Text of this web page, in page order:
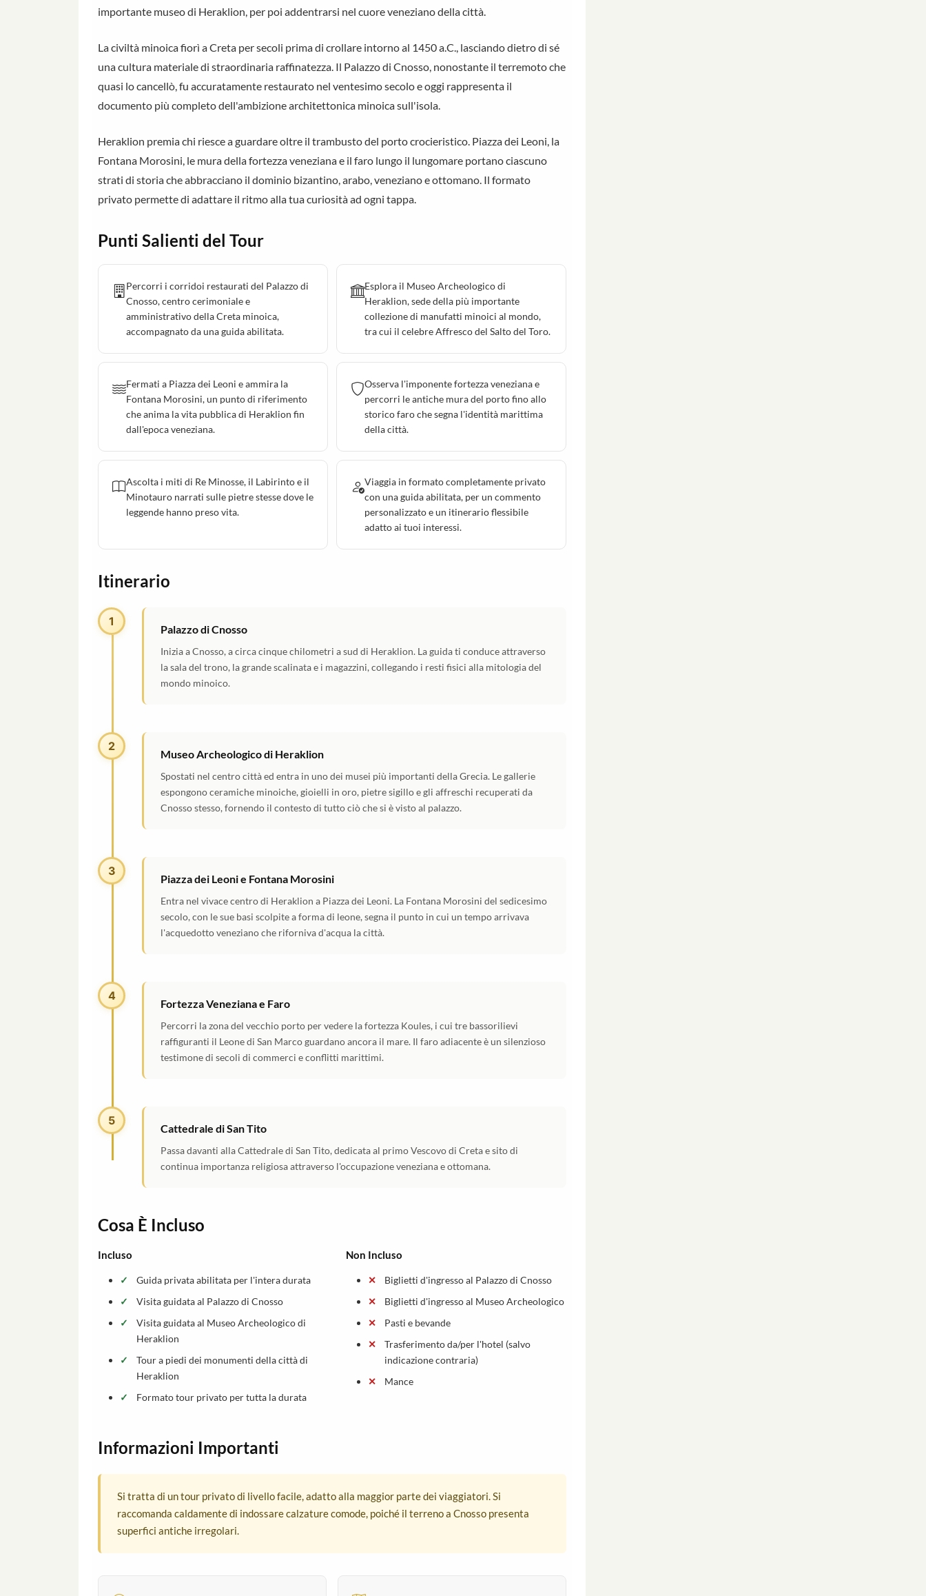
importante museo di Heraklion, per poi addentrarsi nel cuore veneziano della città.
La civiltà minoica fiorì a Creta per secoli prima di crollare intorno al 1450 a.C., lasciando dietro di sé
una cultura materiale di straordinaria raffinatezza. Il Palazzo di Cnosso, nonostante il terremoto che
quasi lo cancellò, fu accuratamente restaurato nel ventesimo secolo e oggi rappresenta il
documento più completo dell'ambizione architettonica minoica sull'isola.
Heraklion premia chi riesce a guardare oltre il trambusto del porto crocieristico. Piazza dei Leoni, la
Fontana Morosini, le mura della fortezza veneziana e il faro lungo il lungomare portano ciascuno
strati di storia che abbracciano il dominio bizantino, arabo, veneziano e ottomano. Il formato
privato permette di adattare il ritmo alla tua curiosità ad ogni tappa.
Punti Salienti del Tour
Percorri i corridoi restaurati del Palazzo di
Cnosso, centro cerimoniale e
amministrativo della Creta minoica,
accompagnato da una guida abilitata.
Esplora il Museo Archeologico di
Heraklion, sede della più importante
collezione di manufatti minoici al mondo,
tra cui il celebre Affresco del Salto del Toro.
Fermati a Piazza dei Leoni e ammira la
Fontana Morosini, un punto di riferimento
che anima la vita pubblica di Heraklion fin
dall'epoca veneziana.
Osserva l'imponente fortezza veneziana e
percorri le antiche mura del porto fino allo
storico faro che segna l'identità marittima
della città.
Ascolta i miti di Re Minosse, il Labirinto e il
Minotauro narrati sulle pietre stesse dove le
leggende hanno preso vita.
Viaggia in formato completamente privato
con una guida abilitata, per un commento
personalizzato e un itinerario flessibile
adatto ai tuoi interessi.
Itinerario
1
Palazzo di Cnosso
Inizia a Cnosso, a circa cinque chilometri a sud di Heraklion. La guida ti conduce attraverso
la sala del trono, la grande scalinata e i magazzini, collegando i resti fisici alla mitologia del
mondo minoico.
2
Museo Archeologico di Heraklion
Spostati nel centro città ed entra in uno dei musei più importanti della Grecia. Le gallerie
espongono ceramiche minoiche, gioielli in oro, pietre sigillo e gli affreschi recuperati da
Cnosso stesso, fornendo il contesto di tutto ciò che si è visto al palazzo.
3
Piazza dei Leoni e Fontana Morosini
Entra nel vivace centro di Heraklion a Piazza dei Leoni. La Fontana Morosini del sedicesimo
secolo, con le sue basi scolpite a forma di leone, segna il punto in cui un tempo arrivava
l'acquedotto veneziano che riforniva d'acqua la città.
4
Fortezza Veneziana e Faro
Percorri la zona del vecchio porto per vedere la fortezza Koules, i cui tre bassorilievi
raffiguranti il Leone di San Marco guardano ancora il mare. Il faro adiacente è un silenzioso
testimone di secoli di commerci e conflitti marittimi.
5
Cattedrale di San Tito
Passa davanti alla Cattedrale di San Tito, dedicata al primo Vescovo di Creta e sito di
continua importanza religiosa attraverso l'occupazione veneziana e ottomana.
Cosa È Incluso
Incluso
Guida privata abilitata per l'intera durata
Visita guidata al Palazzo di Cnosso
Visita guidata al Museo Archeologico di
Heraklion
Tour a piedi dei monumenti della città di
Heraklion
Formato tour privato per tutta la durata
Non Incluso
Biglietti d'ingresso al Palazzo di Cnosso
Biglietti d'ingresso al Museo Archeologico
Pasti e bevande
Trasferimento da/per l'hotel (salvo
indicazione contraria)
Mance
Informazioni Importanti
Si tratta di un tour privato di livello facile, adatto alla maggior parte dei viaggiatori. Si
raccomanda caldamente di indossare calzature comode, poiché il terreno a Cnosso presenta
superfici antiche irregolari.